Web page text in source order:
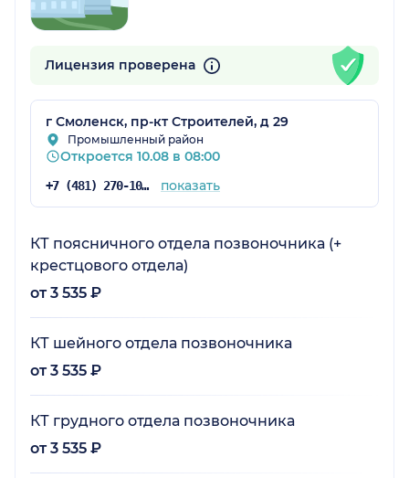
Лицензия проверена
г Смоленск, пр-кт Строителей, д 29
Промышленный район
Откроется 10.08 в 08:00
+7 (481) 270-10-27 показать
КТ поясничного отдела позвоночника (+
крестцового отдела)
от 3 535 ₽
КТ шейного отдела позвоночника
от 3 535 ₽
КТ грудного отдела позвоночника
от 3 535 ₽